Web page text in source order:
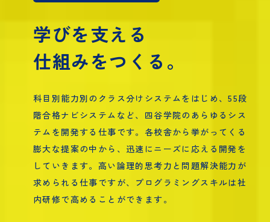
学びを支える
仕組みをつくる。
科目別能力別のクラス分けシステムをはじめ、55段
階合格ナビシステムなど、四谷学院のあらゆるシス
テムを開発する仕事です。各校舎から挙がってくる
膨大な提案の中から、迅速にニーズに応える開発を
していきます。高い論理的思考力と問題解決能力が
求められる仕事ですが、プログラミングスキルは社
内研修で高めることができます。